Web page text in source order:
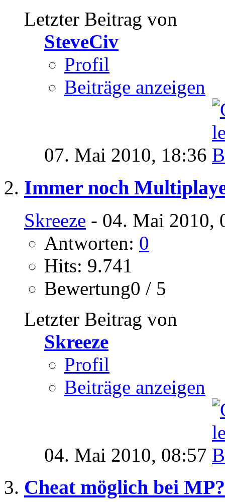
Letzter Beitrag von
SteveCiv
Profil
Beiträge anzeigen
07. Mai 2010, 18:36
Immer noch
Skreeze - 04. Mai 2010,
Antworten: 0
Hits: 9.741
Bewertung0 / 5
Letzter Beitrag von
Skreeze
Profil
Beiträge anzeigen
04. Mai 2010, 08:57
Cheat möglich bei